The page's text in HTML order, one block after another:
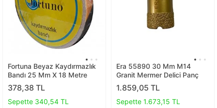
Fortuna Beyaz Kaydırmazlık
Bandı 25 Mm X 18 Metre
378,38 TL
Sepette 340,54 TL
Era 55890 30 Mm M14
Granit Mermer Delici Panç
1.859,05 TL
Sepette 1.673,15 TL